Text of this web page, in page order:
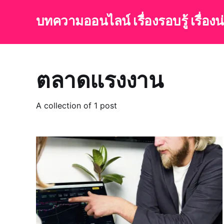
บทความออนไลน์ เรื่องรอบรู้ เรื่อง
ตลาดแรงงาน
A collection of 1 post